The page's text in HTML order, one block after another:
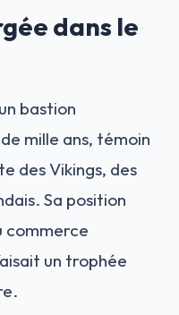
dans le
bastion
mille ans, témoin
des Vikings, des
Sa position
commerce
un trophée